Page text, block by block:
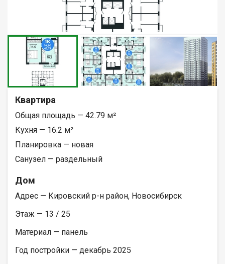
Квартира
Общая площадь — 42.79 м²
Кухня — 16.2 м²
Планировка — новая
Санузел — раздельный
Дом
Адрес — Кировский р-н район, Новосибирск
Этаж — 13 / 25
Материал — панель
Год постройки — декабрь 2025